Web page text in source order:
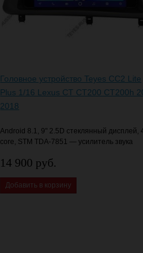
Головное устройство Teyes CC2 Lite
Plus 1/16 Lexus CT CT200 CT200h
2018
Android 8.1, 9" 2.5D стеклянный дисплей,
core, STM TDA-7851 — усилитель звука
14 900 руб.
Добавить в корзину